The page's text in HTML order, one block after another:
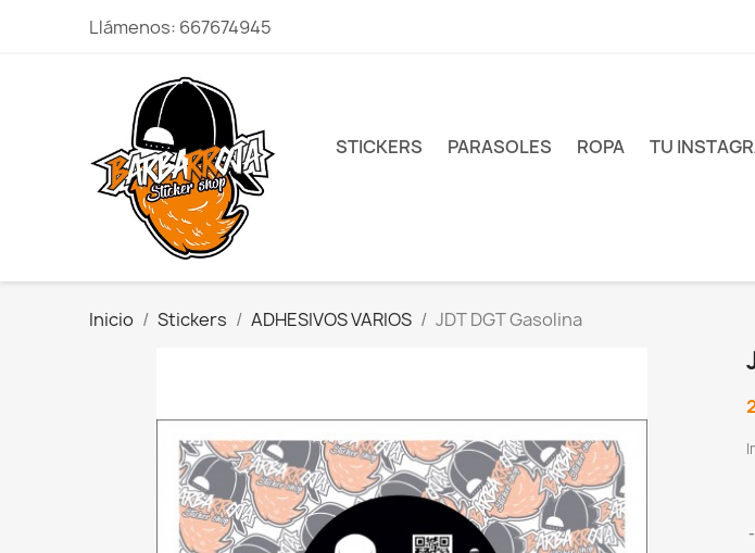
Llámenos: 667674945
STICKERS PARASOLES ROPA TU
Inicio Stickers ADHESIVOS VARIOS JDT DGT Gasolina